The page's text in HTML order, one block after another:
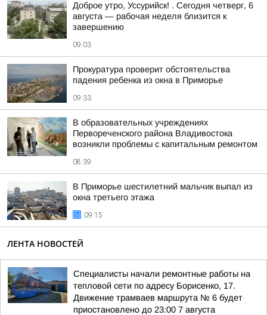
Доброе утро, Уссурийск! . Сегодня четверг, 6
августа — рабочая неделя близится к
завершению
09:03
Прокуратура проверит обстоятельства
падения ребенка из окна в Приморье
09:33
В образовательных учреждениях
Первореченского района Владивостока
возникли проблемы с капитальным ремонтом
08:39
В Приморье шестилетний мальчик выпал из
окна третьего этажа
09:15
ЛЕНТА НОВОСТЕЙ
Специалисты начали ремонтные работы на
тепловой сети по адресу Борисенко, 17.
Движение трамваев маршрута № 6 будет
приостановлено до 23:00 7 августа